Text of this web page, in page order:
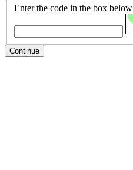
Enter the code in the box below
Continue